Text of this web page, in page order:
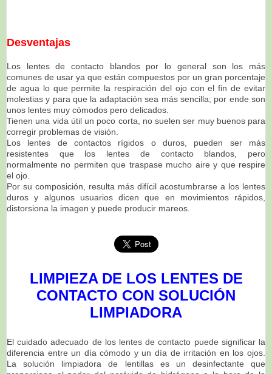
Desventajas
Los lentes de contacto blandos por lo general son los más
comunes de usar ya que están compuestos por un gran porcentaje
de agua lo que permite la respiración del ojo con el fin de evitar
molestias y para que la adaptación sea más sencilla; por ende son
unos lentes muy cómodos pero delicados.
Tienen una vida útil un poco corta, no suelen ser muy buenos para
corregir problemas de visión.
Los lentes de contactos rígidos o duros, pueden ser más
resistentes que los lentes de contacto blandos, pero
normalmente no permiten que traspase mucho aire y que respire
el ojo.
Por su composición, resulta más difícil acostumbrarse a los lentes
duros y algunos usuarios dicen que en movimientos rápidos,
distorsiona la imagen y puede producir mareos.
LIMPIEZA DE LOS LENTES DE
CONTACTO CON SOLUCIÓN
LIMPIADORA
El cuidado adecuado de los lentes de contacto puede significar la
diferencia entre un día cómodo y undía de irritación en los ojos.
La solución limpiadora de lentillas es un desinfectante que